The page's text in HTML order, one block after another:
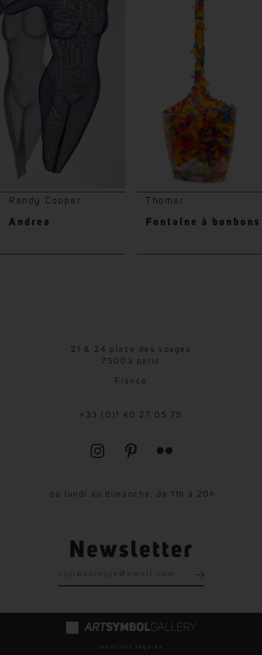
Randy Cooper
Andrea
Thomar
Fontaine à bonbons
21 & 24 place des vosges
75003 paris
France
+33 (0)1 40 27 05 75
du lundi au dimanche, de 11h à 20h
Newsletter
mentions légales